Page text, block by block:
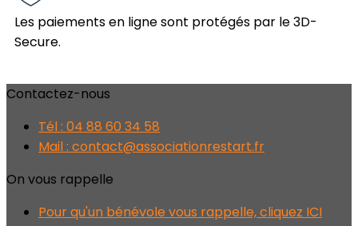
Les paiements en ligne sont protégés par le 3D-
Secure.
Contactez-nous
Tél : 04 88 60 34 58
Mail : contact@associationrestart.fr
On vous rappelle
Pour qu'un bénévole vous rappelle, cliquez ICI